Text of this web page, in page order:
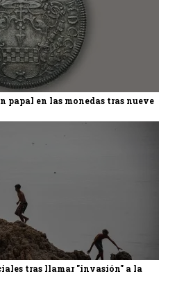
papal en las monedas tras nueve
tras llamar "invasión" a la